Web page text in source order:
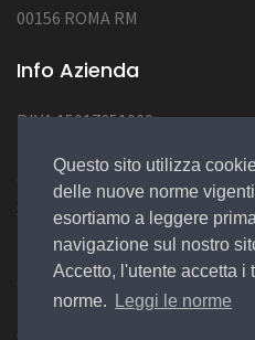
Questo sito utilizza
delle nuove norme
esortiamo a leggere
navigazione sul nostro
Accetto, l'utente accetta i
norme.
Leggi le norme
00156 ROMA RM
Info Azienda
P.IVA 15017651009
Cap.Soc. : 50.000,00 EURO
Socio Unico
© 2022 Design byEGSoft
Cookie